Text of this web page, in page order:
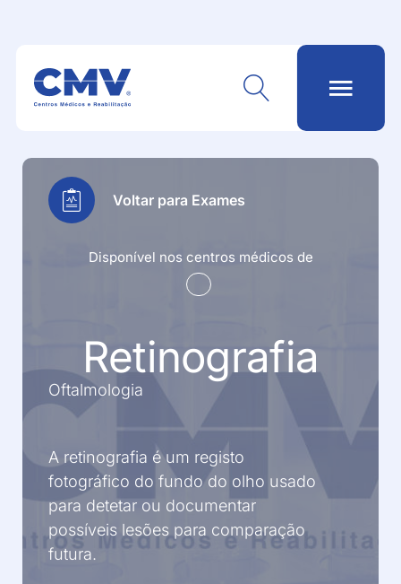
Voltar para Exames
Disponível nos centros médicos de
Retinografia
Oftalmologia
A retinografia é um registo
fotográfico do fundo do olho usado
para detetar ou documentar
possíveis lesões para comparação
futura.